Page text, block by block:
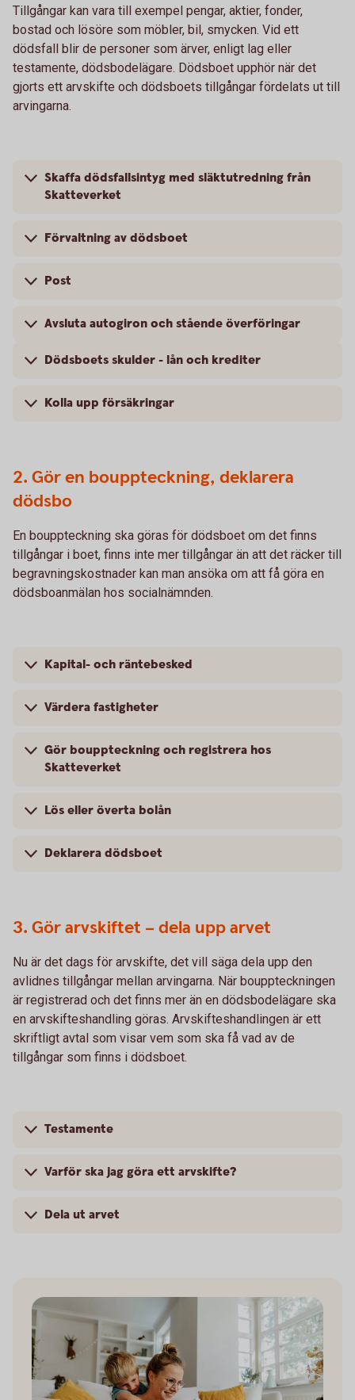
Tillgångar kan vara till exempel pengar, aktier, fonder,
bostad och lösöre som möbler, bil, smycken. Vid ett
dödsfall blir de personer som ärver, enligt lag eller
testamente, dödsbodelägare. Dödsboet upphör när det
gjorts ett arvskifte och dödsboets tillgångar fördelats ut till
arvingarna.
Skaffa dödsfallsintyg med släktutredning från
Skatteverket
Förvaltning av dödsboet
Post
Avsluta autogiron och stående överföringar
Dödsboets skulder - lån och krediter
Kolla upp försäkringar
2. Gör en bouppteckning, deklarera
dödsbo
En bouppteckning ska göras för dödsboet om det finns
tillgångar i boet, finns inte mer tillgångar än att det räcker till
begravningskostnader kan man ansöka om att få göra en
dödsboanmälan hos socialnämnden.
Kapital- och räntebesked
Värdera fastigheter
Gör bouppteckning och registrera hos
Skatteverket
Lös eller överta bolån
Deklarera dödsboet
3. Gör arvskiftet – dela upp arvet
Nu är det dags för arvskifte, det vill säga dela upp den
avlidnes tillgångar mellan arvingarna. När bouppteckningen
är registrerad och det finns mer än en dödsbodelägare ska
en arvskifteshandling göras. Arvskifteshandlingen är ett
skriftligt avtal som visar vem som ska få vad av de
tillgångar som finns i dödsboet.
Testamente
Varför ska jag göra ett arvskifte?
Dela ut arvet